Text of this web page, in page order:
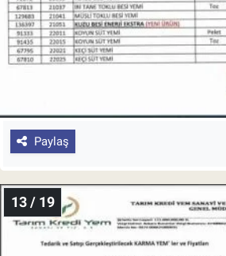
Paylaş
13 / 19